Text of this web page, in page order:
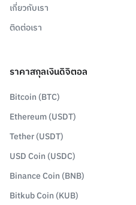
เกี่ยวกับเรา
ติดต่อเรา
ราคาสกุลเงินดิจิตอล
Bitcoin (BTC)
Ethereum (USDT)
Tether (USDT)
USD Coin (USDC)
Binance Coin (BNB)
Bitkub Coin (KUB)